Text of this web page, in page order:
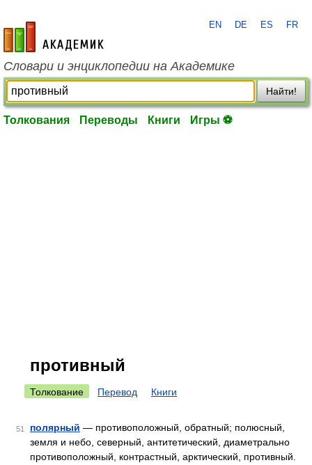
academic.ru
EN DE ES FR
Словари и энциклопедии на Академике
Найти!
Толкования Переводы Книги Игры ⚽
противный
Толкование Перевод Книги
51 полярный — противоположный, обратный; полюсный,
земля и небо, северный, антитетический, диаметрально
противоположный, контрастный, арктический, противный.